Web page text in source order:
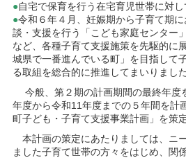
●自宅で保育を行う在宅育児世帯に対
●令和６年４月、妊娠期から子育て期
談・支援を行う「こども家庭センター
など、各種子育て支援施策を先駆的に
城県で一番進んでいる町」を目指して
る取組を総合的に推進してまいりました
今般、第２期の計画期間の最終年度
年度から令和11年度までの５年間を計
町子ども・子育て支援事業計画」を策
本計画の策定にあたりましては、ニ
ました子育て世帯の方々をはじめ、関